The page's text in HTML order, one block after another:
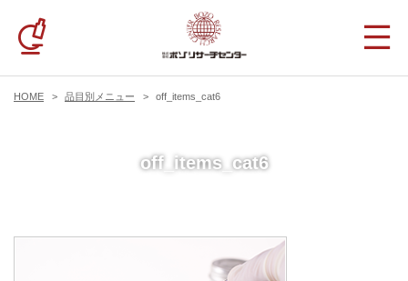
HOME 品目別メニュー off_items_cat6
off_items_cat6